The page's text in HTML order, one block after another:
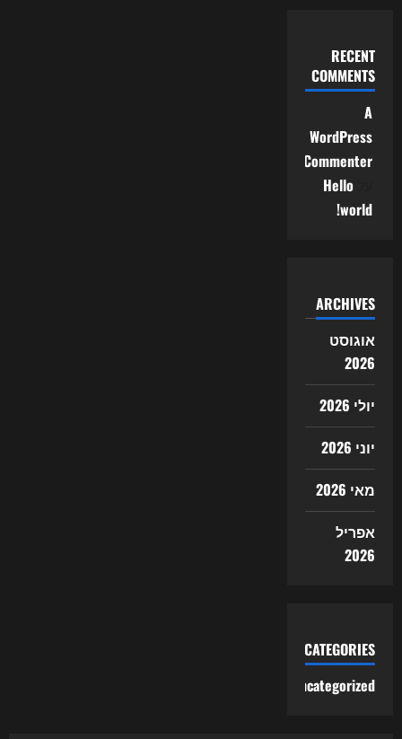
RECENT
COMMENTS
A
WordPress
Commenter
Hello
world!
ARCHIVES
אוגוסט
2026
יולי 2026
יוני 2026
מאי 2026
אפריל
2026
CATEGORIES
Uncategorized